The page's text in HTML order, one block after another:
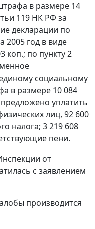
в размере 14
119 НК РФ за
декларации по
2005 год в виде
коп.; по пункту 2
социальному
в размере 10 084
уплатить
лиц, 92 600
налога; 3 219 608
пени.
от
с заявлением
производится